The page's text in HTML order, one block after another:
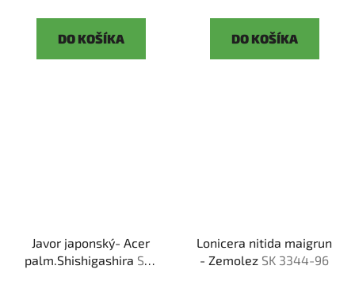
DO KOŠÍKA DO KOŠÍKA
Javor japonský- Acer
palm.Shishigashira SK-
Lonicera nitida maigrun
- Zemolez SK 3344-96